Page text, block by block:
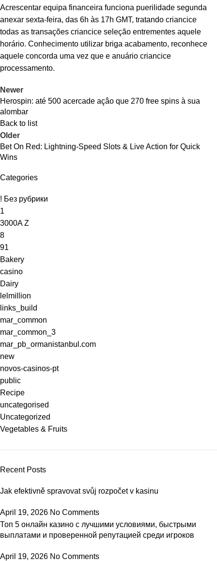
Downloader
upload
Acrescentar equipa financeira funciona puerilidade segunda
anexar sexta-feira, das 6h às 17h GMT, tratando criancice
todas as transações criancice seleção entrementes aquele
horário. Conhecimento utilizar briga acabamento, reconhece
aquele concorda uma vez que e anuário criancice
processamento.
Newer
Herospin: até 500 acercade açâo que 270 free spins à sua
alombar
Back to list
Older
Bet On Red: Lightning‑Speed Slots & Live Action for Quick
Wins
Categories
! Без рубрики
1
3000A Z
8
91
Bakery
casino
Dairy
lelmillion
links_build
mar_common
mar_common_3
mar_pb_ormanistanbul.com
new
novos-casinos-pt
public
Recipe
uncategorised
Uncategorized
Vegetables & Fruits
Recent Posts
Jak efektivně spravovat svůj rozpočet v kasinu
April 19, 2026 No Comments
Топ 5 онлайн казино с лучшими условиями, быстрыми
выплатами и проверенной репутацией среди игроков
April 19, 2026 No Comments